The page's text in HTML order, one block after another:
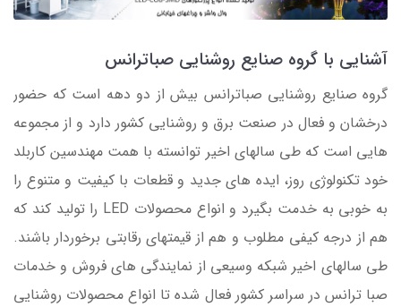
آشنایی با گروه صنایع روشنایی صباترانس
گروه صنایع روشنایی صباترانس بیش از دو دهه است که حضور
درخشان و فعال در صنعت برق و روشنایی کشور دارد و از مجموعه
هایی است که طی سالهای اخیر توانسته با همت مهندسین کاربلد
خود تکنولوژی روز، ایده های جدید و قطعات با کیفیت و متنوع را
به خوبی به خدمت بگیرد و انواع محصولات LED را تولید کند که
هم از درجه کیفی مطلوب و هم از قیمتهای رقابتی برخوردار باشند.
طی سالهای اخیر شبکه وسیعی از نمایندگی های فروش و خدمات
صبا ترانس در سراسر کشور فعال شده تا انواع محصولات روشنایی